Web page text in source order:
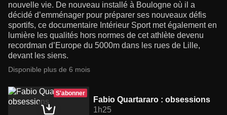
nouvelle vie. De nouveau installé à Boulogne où il a
décidé d’emménager pour préparer ses nouveaux défis
sportifs, ce documentaire Intérieur Sport met également en
lumière les qualités hors normes de cet athlète devenu
recordman d’Europe du 5000m dans les rues de Lille,
devant les siens.
Disponible plus de 6 mois
S'abonner
Fabio Quartararo : obsessions
1h25